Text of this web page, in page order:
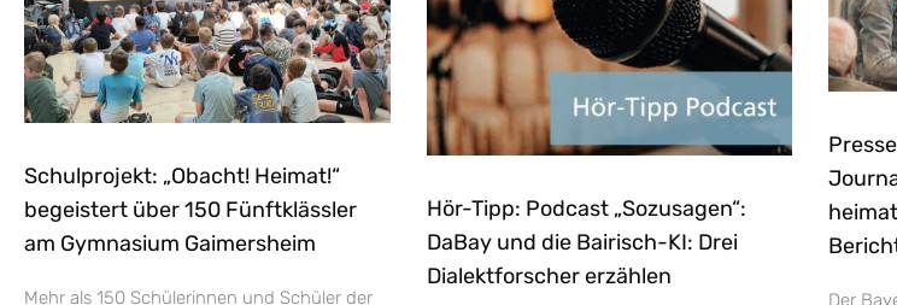
Schulprojekt: „Obacht! Heimat!“
begeistert über 150 Fünftklässler
am Gymnasium Gaimersheim
Mehr als 150 Schülerinnen und Schüler der
Hör-Tipp: Podcast „Sozusagen“:
DaBay und die Bairisch-KI: Drei
Dialektforscher erzählen